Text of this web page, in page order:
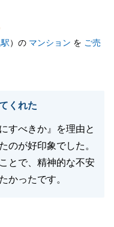
）の マンション を ご売
くれた
すべきか』を理由と
のが好印象でした。
とで、精神的な不安
かったです。